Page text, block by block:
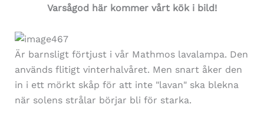
Varsågod här kommer vårt kök i bild!
Är barnsligt förtjust i vår Mathmos lavalampa. Den
används flitigt vinterhalvåret. Men snart åker den
in i ett mörkt skåp för att inte "lavan" ska blekna
när solens strålar börjar bli för starka.